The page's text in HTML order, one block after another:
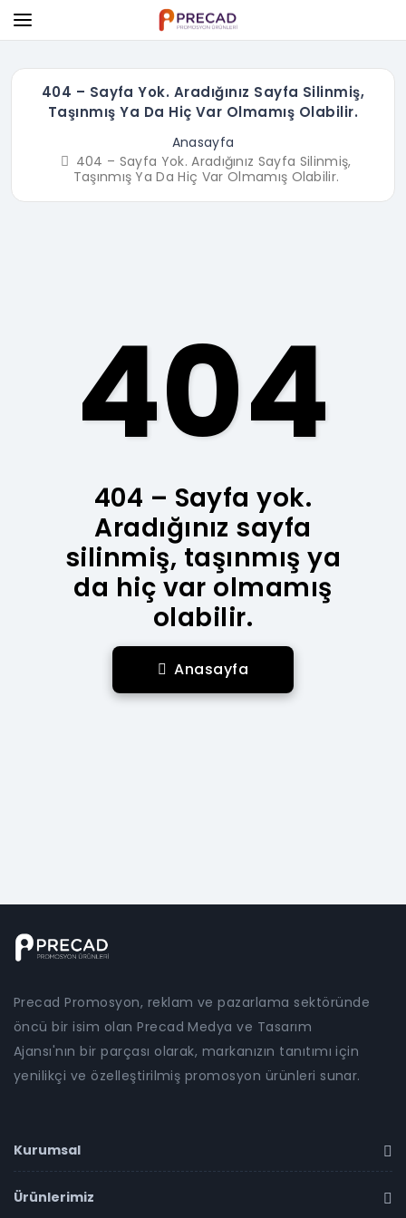
404 – Sayfa Yok. Aradığınız Sayfa Silinmiş,
Taşınmış Ya Da Hiç Var Olmamış Olabilir.
Anasayfa
404 – Sayfa Yok. Aradığınız Sayfa Silinmiş,
Taşınmış Ya Da Hiç Var Olmamış Olabilir.
404
404 – Sayfa yok.
Aradığınız sayfa
silinmiş, taşınmış ya
da hiç var olmamış
olabilir.
Anasayfa
Precad Promosyon, reklam ve pazarlama sektöründe
öncü bir isim olan Precad Medya ve Tasarım
Ajansı'nın bir parçası olarak, markanızın tanıtımı için
yenilikçi ve özelleştirilmiş promosyon ürünleri sunar.
Kurumsal
Ürünlerimiz